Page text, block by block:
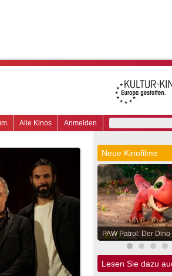
Anmelden
Alle Kinos
Neue Kinofilme
PAW Patrol: Der
Lesen Sie dazu